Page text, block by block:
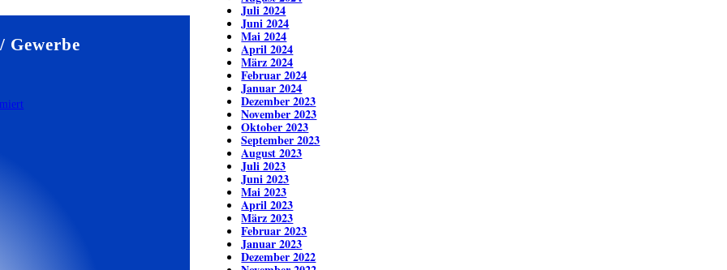
Gewerbe
Juli 2024
Juni 2024
Mai 2024
April 2024
März 2024
Februar 2024
Januar 2024
Dezember 2023
November 2023
Oktober 2023
September 2023
August 2023
Juli 2023
Juni 2023
Mai 2023
April 2023
März 2023
Februar 2023
Januar 2023
Dezember 2022